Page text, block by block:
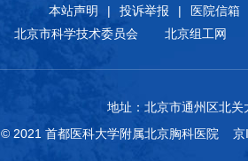
本站声明 | 投诉举报 | 医院信箱
北京市科学技术委员会 北京组工网
地址：北京市通州区北
© 2021 首都医科大学附属北京胸科医院 京